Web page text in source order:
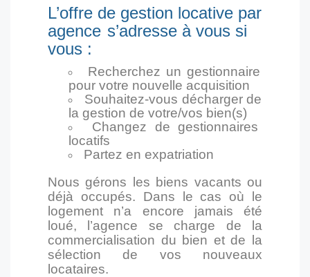
L’offre de gestion locative par
agence s’adresse à vous si
vous :
Recherchez un gestionnaire
pour votre nouvelle acquisition
Souhaitez-vous décharger de
la gestion de votre/vos bien(s)
Changez de gestionnaires
locatifs
Partez en expatriation
Nous gérons les biens vacants ou
déjà occupés. Dans le cas où le
logement n’a encore jamais été
loué, l’agence se charge de la
commercialisation du bien et de la
sélection de vos nouveaux
locataires.